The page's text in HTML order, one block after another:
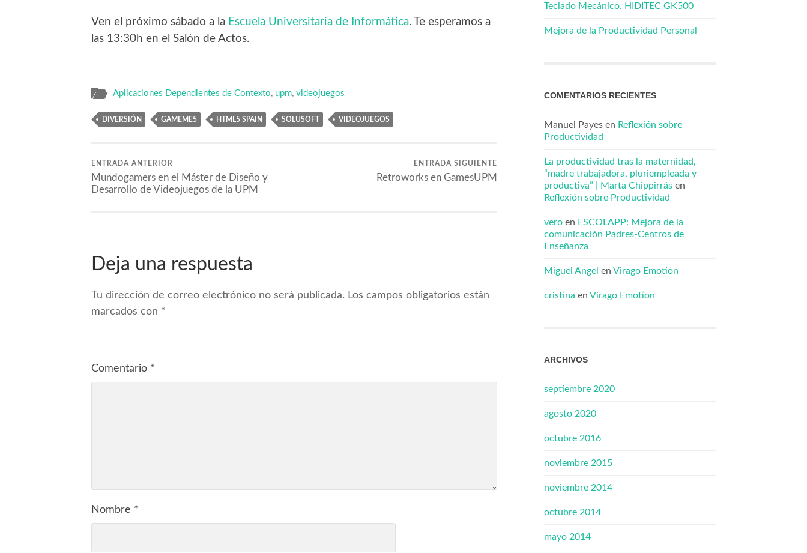
Ven el próximo sábado a la Escuela Universitaria de Informática. Te esperamos a
las 13:30h en el Salón de Actos.
Aplicaciones Dependientes de Contexto, upm, videojuegos
DIVERSIÓN GAMEME5 HTML5 SPAIN SOLUSOFT VIDEOJUEGOS
ENTRADA ANTERIOR
Mundogamers en el Máster de Diseño y
Desarrollo de Videojuegos de la UPM
ENTRADA SIGUIENTE
Retroworks en GamesUPM
Deja una respuesta
Tu dirección de correo electrónico no será publicada. Los campos obligatorios están
marcados con *
Comentario *
Nombre *
Teclado Mecánico. HIDITEC GK500
Mejora de la Productividad Personal
COMENTARIOS RECIENTES
Manuel Payes en Reflexión sobre
Productividad
La productividad tras la maternidad,
“madre trabajadora, pluriempleada y
productiva” | Marta Chippirrás en
Reflexión sobre Productividad
vero en ESCOLAPP: Mejora de la
comunicación Padres-Centros de
Enseñanza
Miguel Angel en Virago Emotion
cristina en Virago Emotion
ARCHIVOS
septiembre 2020
agosto 2020
octubre 2016
noviembre 2015
noviembre 2014
octubre 2014
mayo 2014